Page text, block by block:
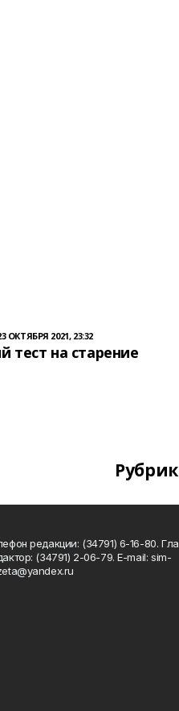
ОКТЯБРЯ 2021, 23:32
тест на старение
редакции: (34791) 6-16-80.
(34791) 2-06-79. Е-mаil: sim-